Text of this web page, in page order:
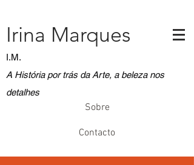
A História por trás da Arte, a beleza nos
detalhes
Irina Marques
I.M.
Sobre
Contacto